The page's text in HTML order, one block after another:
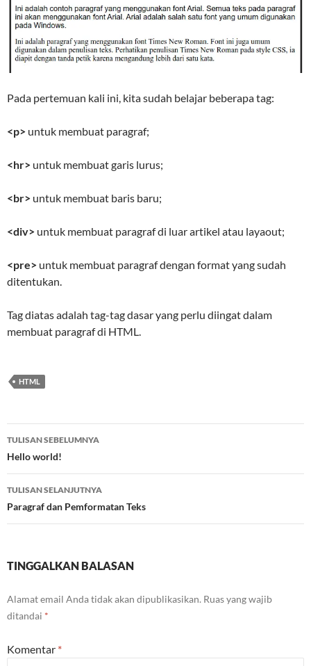
Pada pertemuan kali ini, kita sudah belajar beberapa tag:
<p> untuk membuat paragraf;
<hr> untuk membuat garis lurus;
<br> untuk membuat baris baru;
<div> untuk membuat paragraf di luar artikel atau layaout;
<pre> untuk membuat paragraf dengan format yang sudah
ditentukan.
Tag diatas adalah tag-tag dasar yang perlu diingat dalam
membuat paragraf di HTML.
HTML
Navigasi
Tulisan
TULISAN SEBELUMNYA
Hello world!
TULISAN SELANJUTNYA
Paragraf dan Pemformatan Teks
TINGGALKAN BALASAN
Alamat email Anda tidak akan dipublikasikan. Ruas yang wajib
ditandai *
Komentar *